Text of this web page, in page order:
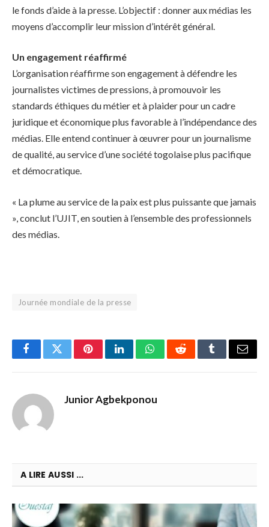
le fonds d’aide à la presse. L’objectif : donner aux médias les
moyens d’accomplir leur mission d’intérêt général.
Un engagement réaffirmé
L’organisation réaffirme son engagement à défendre les
journalistes victimes de pressions, à promouvoir les
standards éthiques du métier et à plaider pour un cadre
juridique et économique plus favorable à l’indépendance des
médias. Elle entend continuer à œuvrer pour un journalisme
de qualité, au service d’une société togolaise plus pacifique
et démocratique.
« La plume au service de la paix est plus puissante que jamais
», conclut l’UJIT, en soutien à l’ensemble des professionnels
des médias.
Journée mondiale de la presse
FacebookTwitterPinterestLinkedInWhatsAppRedditTumblrEmail
Junior Agbekponou
A LIRE AUSSI ...